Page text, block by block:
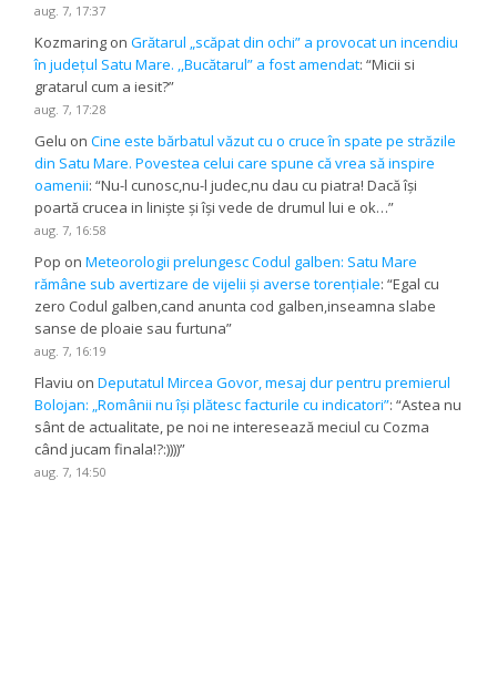
aug. 7, 17:37
Kozmaring onGrătarul „scăpat din ochi” a provocat un incendiu
în județul Satu Mare. ,,Bucătarul” a fost amendat: “Micii si
gratarul cum a iesit?”
aug. 7, 17:28
Gelu onCine este bărbatul văzut cu o cruce în spate pe străzile
din Satu Mare. Povestea celui care spune că vrea să inspire
oamenii: “Nu-l cunosc,nu-l judec,nu dau cu piatra! Dacă își
poartă crucea in liniște și își vede de drumul lui e ok…”
aug. 7, 16:58
Pop onMeteorologii prelungesc Codul galben: Satu Mare
rămâne sub avertizare de vijelii și averse torențiale: “Egal cu
zero Codul galben,cand anunta cod galben,inseamna slabe
sanse de ploaie sau furtuna”
aug. 7, 16:19
Flaviu onDeputatul Mircea Govor, mesaj dur pentru premierul
Bolojan: „Românii nu își plătesc facturile cu indicatori”: “Astea nu
sânt de actualitate, pe noi ne interesează meciul cu Cozma
când jucam finala!?:))))”
aug. 7, 14:50